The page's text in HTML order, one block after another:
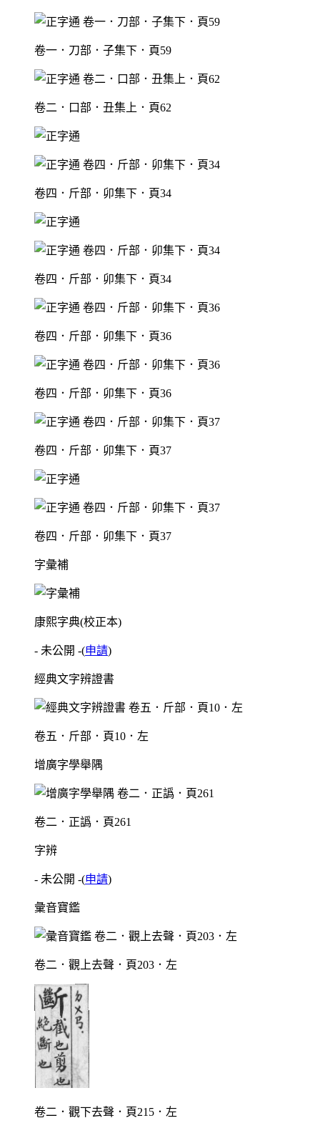
卷一．刀部．子集下．頁59
卷二．口部．丑集上．頁62
卷四．斤部．卯集下．頁34
卷四．斤部．卯集下．頁34
卷四．斤部．卯集下．頁36
卷四．斤部．卯集下．頁36
卷四．斤部．卯集下．頁37
卷四．斤部．卯集下．頁37
字彙補
康熙字典(校正本)
- 未公開 -(申請)
經典文字辨證書
卷五．斤部．頁10．左
增廣字學舉隅
卷二．正譌．頁261
字辨
- 未公開 -(申請)
彙音寶鑑
卷二．觀上去聲．頁203．左
卷二．觀下去聲．頁215．左